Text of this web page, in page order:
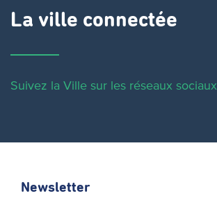
La ville connectée
Suivez la Ville sur les réseaux sociaux
Newsletter